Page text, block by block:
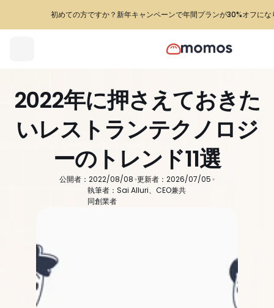
2022年に押さえておきた
いレストランテクノロジ
ーのトレンド11選
公開者：2022/08/08 更新者：2026/07/05
執筆者：Sai Alluri、CEO兼共
同創業者
初めての方ですか？新年キャンペーンで年間プランが30%オフにな